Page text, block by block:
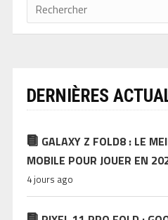
DERNIÈRES
GALAXY Z FOLD8 : LE
MOBILE POUR JOUER EN
4 jours ago